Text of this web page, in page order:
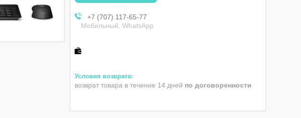
+7 (707) 117-65-77
Мобильный, WhatsApp
возврат товара в течение 14 дней по договоренности